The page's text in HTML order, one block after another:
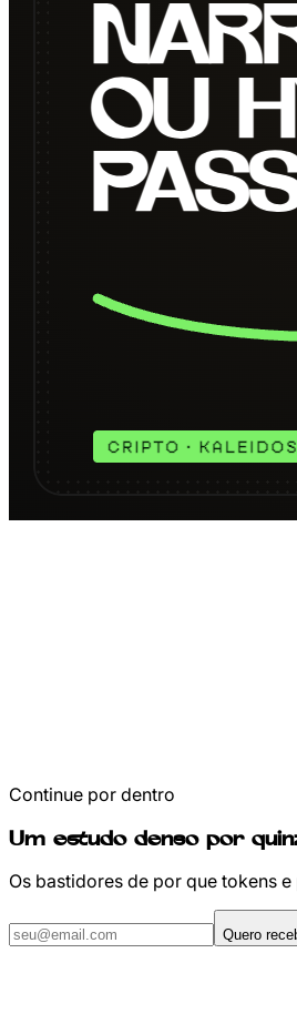
Continue por dentro
Um estudo denso por
Os bastidores de por que tokens
Quero